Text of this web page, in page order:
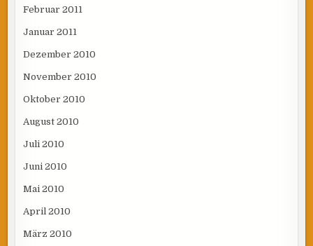
Februar 2011
Januar 2011
Dezember 2010
November 2010
Oktober 2010
August 2010
Juli 2010
Juni 2010
Mai 2010
April 2010
März 2010